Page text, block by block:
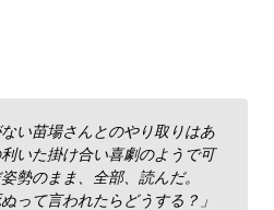
い苗場さんとのやり取りはあ
いた掛け合い喜劇のようで可
勢のまま、全部、読んだ。
って言われたらどうする？」